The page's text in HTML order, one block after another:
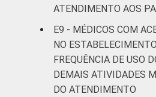
LOCALIZAÇÃO
ATENDIMENTO AOS
E9 - MÉDICOS COM
NO
FREQUÊNCIA DE USO
DEMAIS ATIVIDADES
DO ATENDIMENTO